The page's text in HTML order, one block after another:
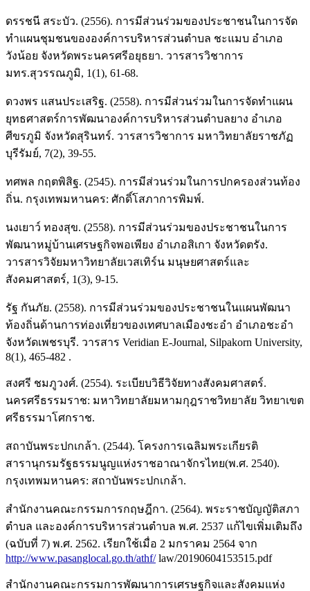
ดรรชนี สระบัว. (2556). การมีส่วนร่วมของประชาชนในการจัด
ทำแผนชุมชนขององค์การบริหารส่วนตำบล ชะแมบ อำเภอ
วังน้อย จังหวัดพระนครศรีอยุธยา. วารสารวิชาการ
มทร.สุวรรณภูมิ, 1(1), 61-68.
ดวงพร แสนประเสริฐ. (2558). การมีส่วนร่วมในการจัดทำแผน
ยุทธศาสตร์การพัฒนาองค์การบริหารส่วนตำบลยาง อำเภอ
ศีขรภูมิ จังหวัดสุรินทร์. วารสารวิชาการ มหาวิทยาลัยราชภัฏ
บุรีรัมย์, 7(2), 39-55.
ทศพล กฤตพิสิฐ. (2545). การมีส่วนร่วมในการปกครองส่วนท้อง
ถิ่น. กรุงเทพมหานคร: ศักดิ์โสภาการพิมพ์.
นงเยาว์ ทองสุข. (2558). การมีส่วนร่วมของประชาชนในการ
พัฒนาหมู่บ้านเศรษฐกิจพอเพียง อำเภอสิเกา จังหวัดตรัง.
วารสารวิจัยมหาวิทยาลัยเวสเทิร์น มนุษยศาสตร์และ
สังคมศาสตร์, 1(3), 9-15.
รัฐ กันภัย. (2558). การมีส่วนร่วมของประชาชนในแผนพัฒนา
ท้องถิ่นด้านการท่องเที่ยวของเทศบาลเมืองชะอำ อำเภอชะอำ
จังหวัดเพชรบุรี. วารสาร Veridian E-Journal, Silpakorn University,
8(1), 465-482 .
สงศรี ชมภูวงศ์. (2554). ระเบียบวิธีวิจัยทางสังคมศาสตร์.
นครศรีธรรมราช: มหาวิทยาลัยมหามกุฎราชวิทยาลัย วิทยาเขต
ศรีธรรมาโศกราช.
สถาบันพระปกเกล้า. (2544). โครงการเฉลิมพระเกียรติ
สารานุกรมรัฐธรรมนูญแห่งราชอาณาจักรไทย(พ.ศ. 2540).
กรุงเทพมหานคร: สถาบันพระปกเกล้า.
สำนักงานคณะกรรมการกฤษฎีกา. (2564). พระราชบัญญัติสภา
ตำบล และองค์การบริหารส่วนตำบล พ.ศ. 2537 แก้ไขเพิ่มเติมถึง
(ฉบับที่ 7) พ.ศ. 2562. เรียกใช้เมื่อ 2 มกราคม 2564 จาก
http://www.pasanglocal.go.th/athf/law/20190604153515.pdf
สำนักงานคณะกรรมการพัฒนาการเศรษฐกิจและสังคมแห่ง